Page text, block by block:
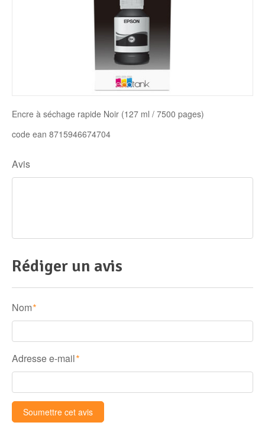
Encre à séchage rapide Noir (127 ml / 7500 pages)
code ean 8715946674704
Avis
Rédiger un avis
Nom *
Adresse e-mail *